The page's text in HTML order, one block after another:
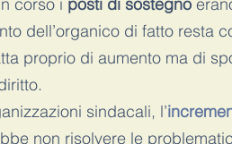
dell’organico di fatto resta
proprio di aumento ma di
sindacali, l’
non risolvere le